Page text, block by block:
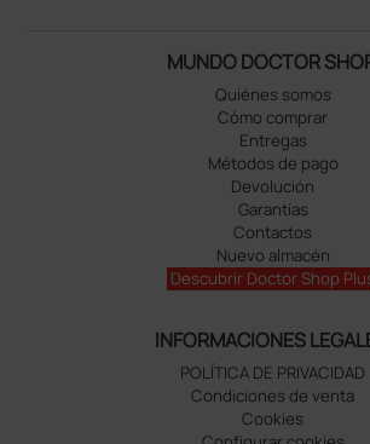
MUNDO DOCTOR
Quiénes somos
Cómo comprar
Entregas
Métodos de pago
Devolución
Garantías
Contactos
Nuevo almacén
Descubrir Doctor Shop
INFORMACIONES
POLÍTICA DE PRIVACIDAD
Condiciones de venta
Cookies